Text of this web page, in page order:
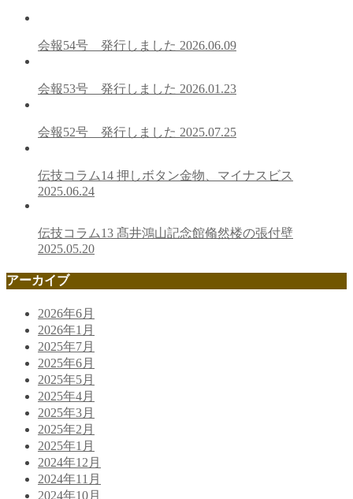
会報54号 発行しました 2026.06.09
会報53号 発行しました 2026.01.23
会報52号 発行しました 2025.07.25
伝技コラム14 押しボタン金物、マイナスビス
2025.06.24
伝技コラム13 髙井鴻山記念館翛然楼の張付壁
2025.05.20
アーカイブ
2026年6月
2026年1月
2025年7月
2025年6月
2025年5月
2025年4月
2025年3月
2025年2月
2025年1月
2024年12月
2024年11月
2024年10月